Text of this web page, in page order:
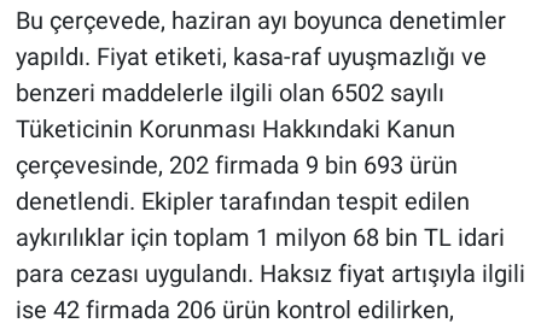
Bu çerçevede, haziran ayı boyunca denetimler
yapıldı. Fiyat etiketi, kasa-raf uyuşmazlığı ve
benzeri maddelerle ilgili olan 6502 sayılı
Tüketicinin Korunması Hakkındaki Kanun
çerçevesinde, 202 firmada 9 bin 693 ürün
denetlendi. Ekipler tarafından tespit edilen
aykırılıklar için toplam 1 milyon 68 bin TL idari
para cezası uygulandı. Haksız fiyat artışıyla ilgili
ise 42 firmada 206 ürün kontrol edilirken,